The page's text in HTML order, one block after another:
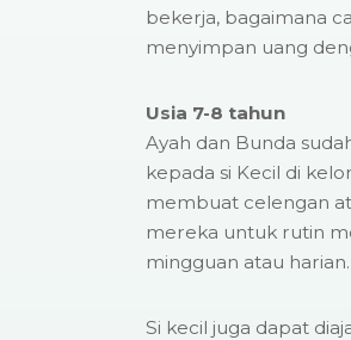
bekerja, bagaimana
menyimpan uang
Usia 7-8 tahun
Ayah dan Bunda
kepada si Kecil di
membuat celengan
mereka untuk rutin
mingguan atau harian.
Si kecil juga dapat